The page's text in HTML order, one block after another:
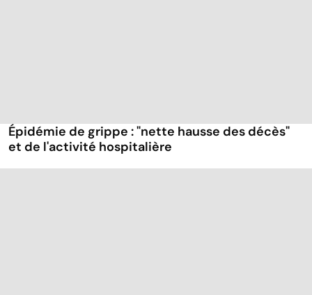
Épidémie de grippe : "nette hausse des décès"
et de l'activité hospitalière